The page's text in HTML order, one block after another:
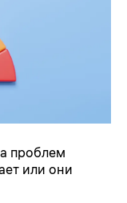
проблем
или они